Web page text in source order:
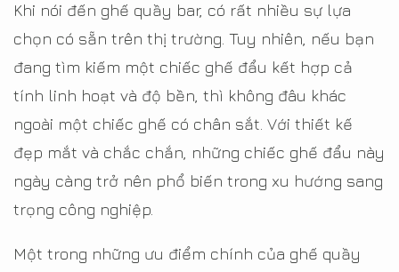
Khi nói đến ghế quầy bar, có rất nhiều sự lựa
chọn có sẵn trên thị trường. Tuy nhiên, nếu bạn
đang tìm kiếm một chiếc ghế đẩu kết hợp cả
tính linh hoạt và độ bền, thì không đâu khác
ngoài một chiếc ghế có chân sắt. Với thiết kế
đẹp mắt và chắc chắn, những chiếc ghế đẩu này
ngày càng trở nên phổ biến trong xu hướng sang
trọng công nghiệp.
Một trong những ưu điểm chính của ghế quầy